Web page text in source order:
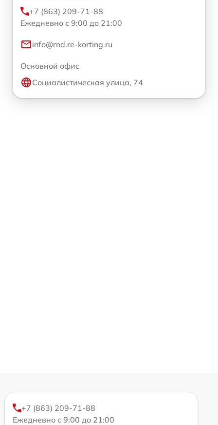
+7 (863) 209-71-88
Ежедневно с 9:00 до 21:00
info@rnd.re-korting.ru
Основной офис
Социалистическая улица, 74
+7 (863) 209-71-88
Ежедневно с 9:00 до 21:00